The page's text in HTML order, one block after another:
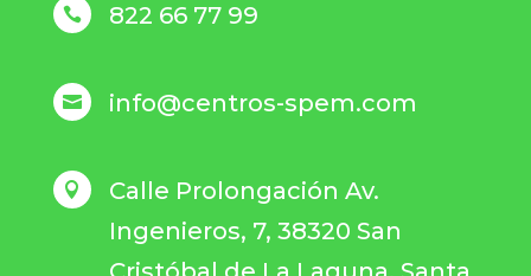
 822 66 77 99
 info@centros-spem.com

Calle Prolongación Av.
Ingenieros, 7, 38320 San